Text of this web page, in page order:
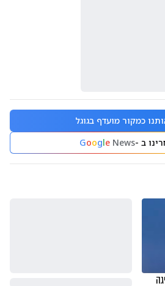
כמקור מועדף בגוגל
ב -
GoogleNews